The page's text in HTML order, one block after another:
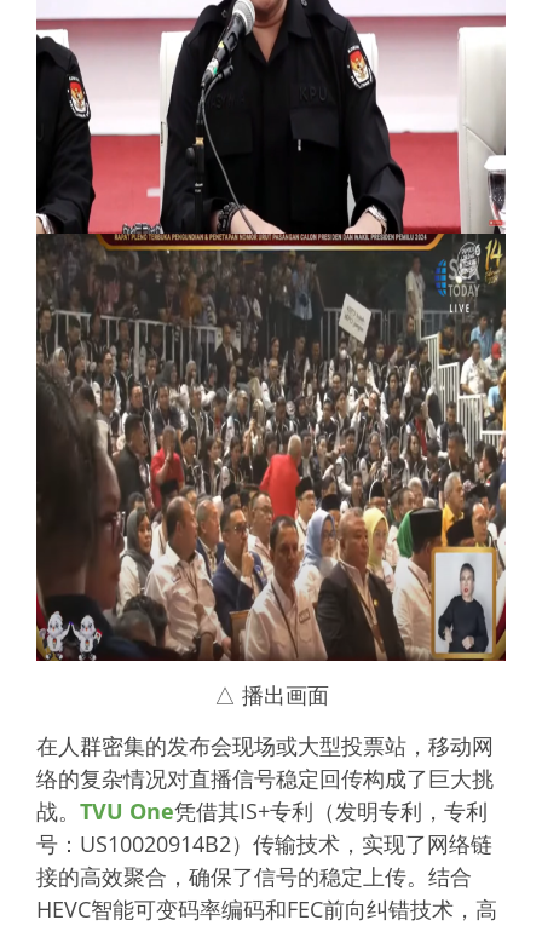
△ 播出画面
在人群密集的发布会现场或大型投票站，移动网
络的复杂情况对直播信号稳定回传构成了巨大挑
战。 TVU One凭借其IS+专利（发明专利，专利
号：US10020914B2）传输技术，实现了网络链
接的高效聚合，确保了信号的稳定上传。结合
HEVC智能可变码率编码和FEC前向纠错技术，高